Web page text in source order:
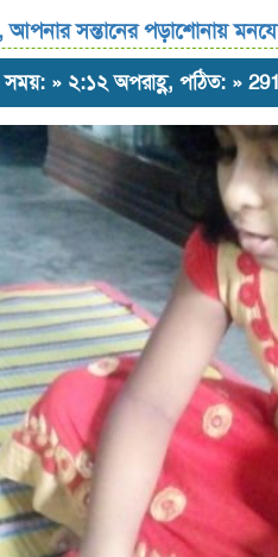
আপনার সন্তানের পড়াশোনায়
» ২:১২ অপরাহ্ণ, পঠিত: »